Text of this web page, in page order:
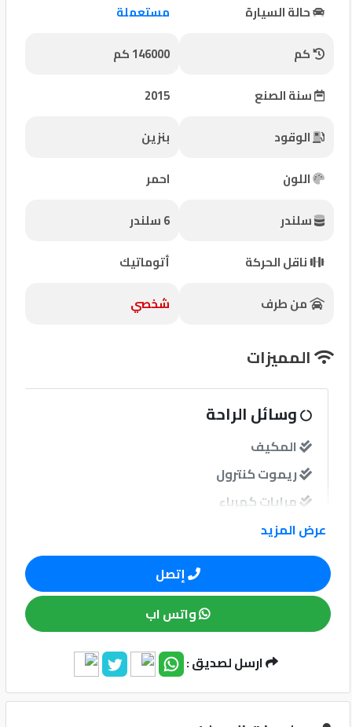
مميزة
إتصل
بنا
المنتدى
كيو
نمبر
كيو
كارز
كيو
ماركت
الدليل
القطري
2020
©
حالة السيارة
مستعملة
كم
146000 كم
سنة الصنع
2015
الوقود
بنزين
اللون
احمر
سلندر
6 سلندر
ناقل الحركة
أتوماتيك
من طرف
شخصي
المميزات
وسائل الراحة
المكيف
ريموت كنترول
مرايات كهرباء
فرش جلد
نوافذ
نوافذ كهربائية امامية
نظام الصوت
عرض المزيد
إتصل
واتس اب
ارسل لصديق :